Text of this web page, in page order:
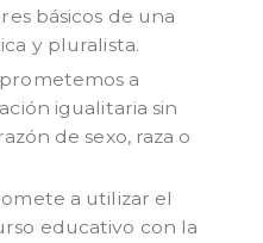
básicos de una
y pluralista.
a
igualitaria sin
de sexo, raza o
a utilizar el
educativo con la